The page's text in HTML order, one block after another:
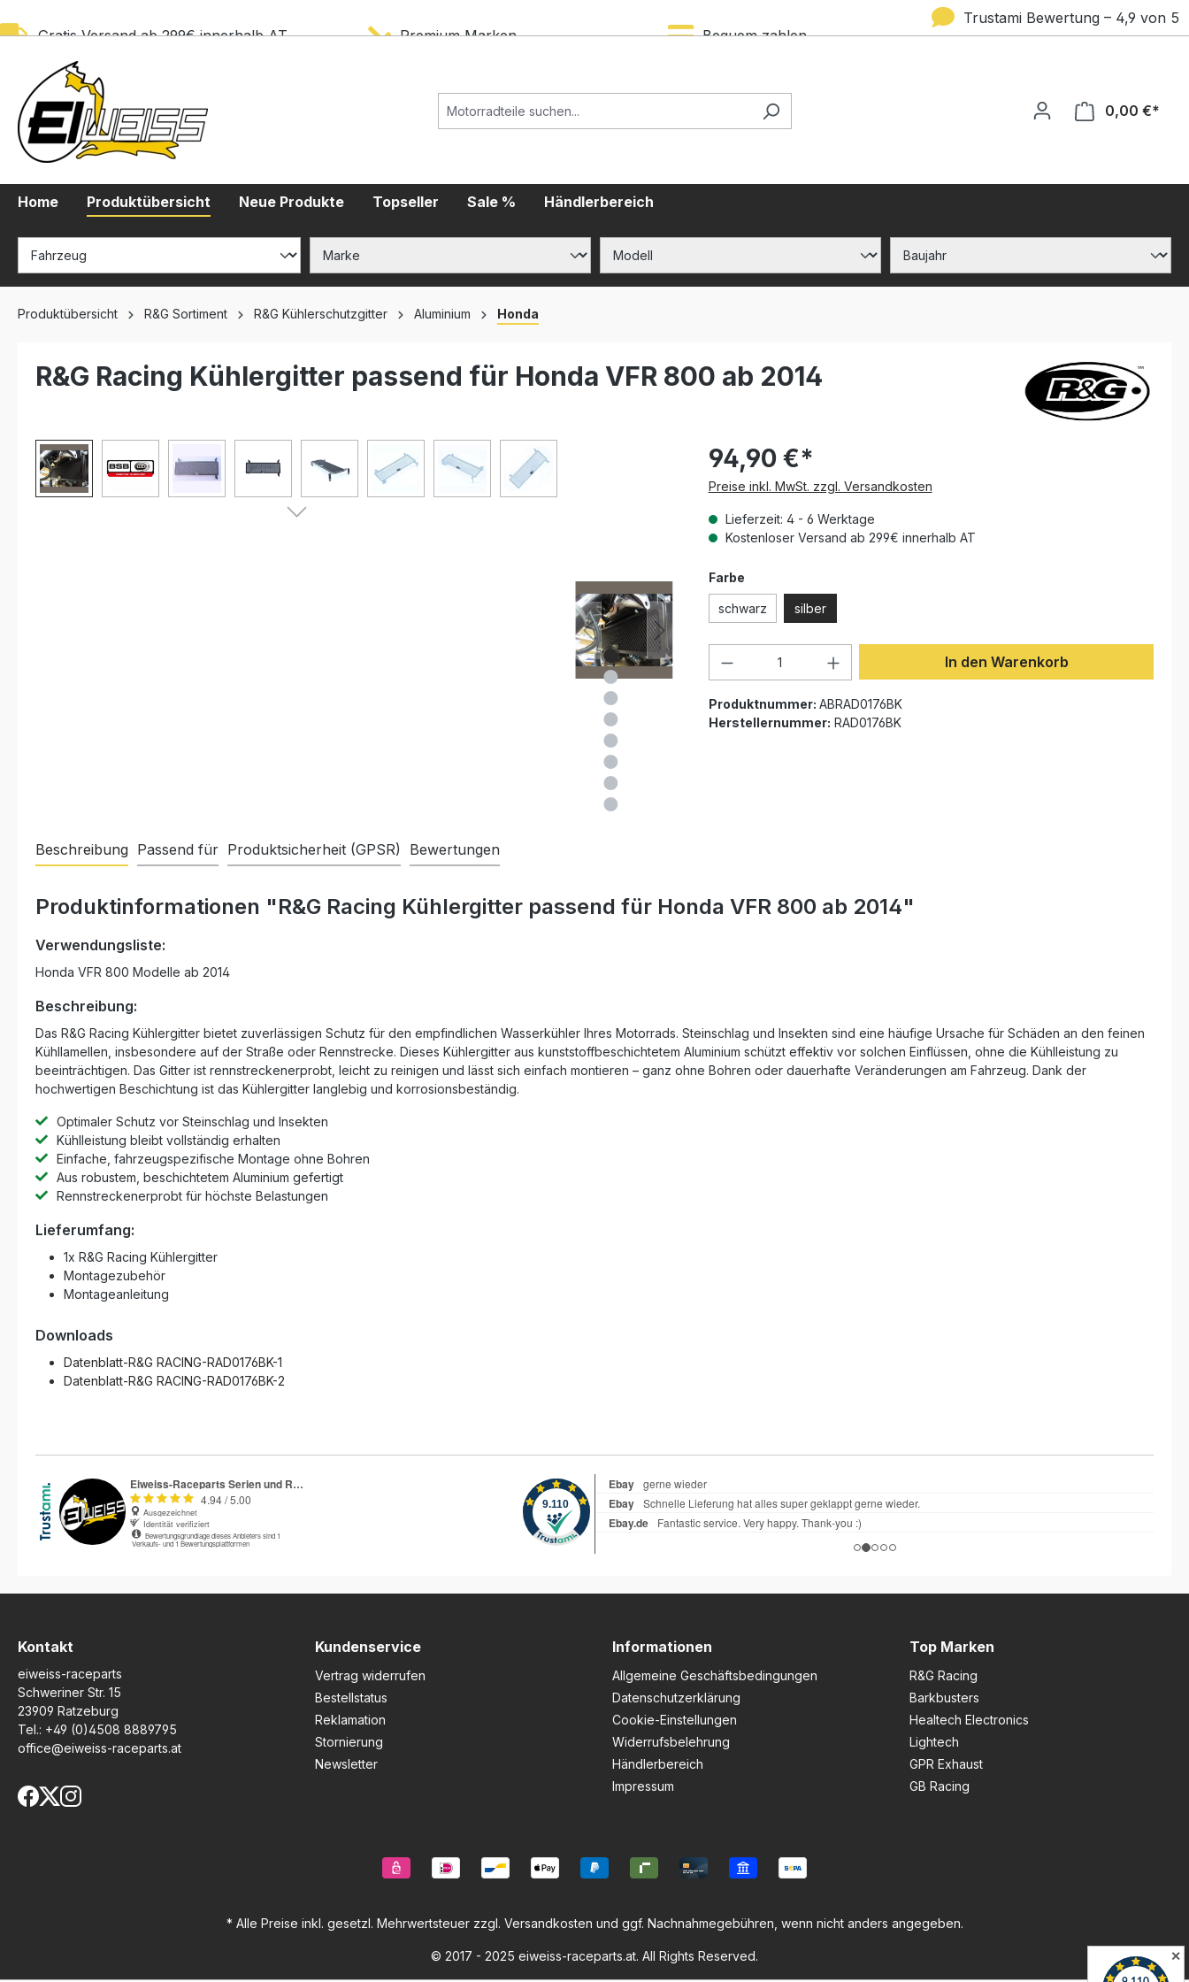
Gratis Versand ab 299€ innerhalb AT Premium Marken Bequem zahlen
Trustami Bewertung – 4,9 von 5
0,00 €*
Home Produktübersicht Neue Produkte Topseller Sale % Händlerbereich
Produktübersicht R&G Sortiment R&G Kühlerschutzgitter Aluminium Honda
R&G Racing Kühlergitter passend für Honda VFR 800 ab 2014
Bildergalerie überspringen 94,90 €*
Preise inkl. MwSt. zzgl. Versandkosten
Lieferzeit: 4 - 6 Werktage
Kostenloser Versand ab 299€ innerhalb AT
Farbeauswählen
schwarz silber
Produkt Anzahl: Gib den gewünschten Wert
In den Warenkorb
Produktnummer: ABRAD0176BK
Herstellernummer: RAD0176BK
Beschreibung Passend für Produktsicherheit (GPSR) Bewertungen
Produktinformationen "R&G Racing Kühlergitter passend für Honda VFR 800 ab 2014"
Verwendungsliste:
Honda VFR 800 Modelle ab 2014
Beschreibung:
Das R&G Racing Kühlergitter bietet zuverlässigen Schutz für den empfindlichen Wasserkühler Ihres Motorrads. Steinschlag und Insekten sind eine häufige Ursache für Schäden an den feinen
Kühllamellen, insbesondere auf der Straße oder Rennstrecke. Dieses Kühlergitter aus kunststoffbeschichtetem Aluminium schützt effektiv vor solchen Einflüssen, ohne die Kühlleistung zu
beeinträchtigen. Das Gitter ist rennstreckenerprobt, leicht zu reinigen und lässt sich einfach montieren – ganz ohne Bohren oder dauerhafte Veränderungen am Fahrzeug. Dank der
hochwertigen Beschichtung ist das Kühlergitter langlebig und korrosionsbeständig.
Optimaler Schutz vor Steinschlag und Insekten
Kühlleistung bleibt vollständig erhalten
Einfache, fahrzeugspezifische Montage ohne Bohren
Aus robustem, beschichtetem Aluminium gefertigt
Rennstreckenerprobt für höchste Belastungen
Lieferumfang:
1x R&G Racing Kühlergitter
Montagezubehör
Montageanleitung
Downloads
Datenblatt-R&G RACING-RAD0176BK-1
Datenblatt-R&G RACING-RAD0176BK-2
Kontakt
eiweiss-raceparts
Schweriner Str. 15
23909 Ratzeburg
Tel.: +49 (0)4508 8889795
office@eiweiss-raceparts.at
Kundenservice
Vertrag widerrufen
Bestellstatus
Reklamation
Stornierung
Newsletter
Informationen
Allgemeine Geschäftsbedingungen
Datenschutzerklärung
Cookie-Einstellungen
Widerrufsbelehrung
Händlerbereich
Impressum
Top Marken
R&G Racing
Barkbusters
Healtech Electronics
Lightech
GPR Exhaust
GB Racing
* Alle Preise inkl. gesetzl. Mehrwertsteuer zzgl. Versandkosten und ggf. Nachnahmegebühren, wenn nicht anders angegeben.
© 2017 - 2025 eiweiss-raceparts.at. All Rights Reserved. ✕